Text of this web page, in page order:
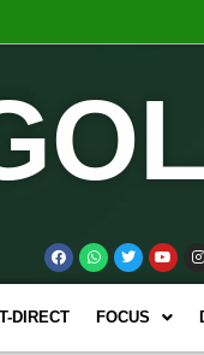
DIRECT FOCUS